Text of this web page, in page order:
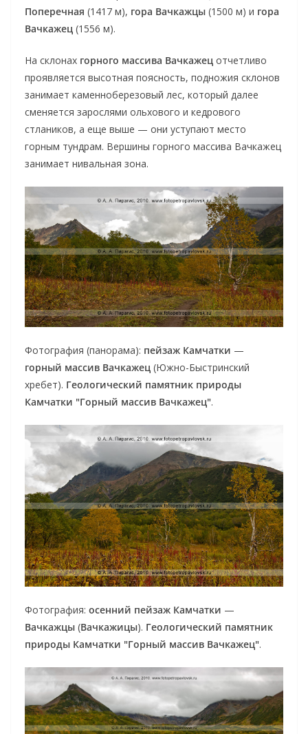
Поперечная (1417 м), гора Вачкажцы (1500 м) и гора
Вачкажец (1556 м).
На склонах горного массива Вачкажец отчетливо
проявляется высотная поясность, подножия склонов
занимает каменноберезовый лес, который далее
сменяется зарослями ольхового и кедрового
стлаников, а еще выше — они уступают место
горным тундрам. Вершины горного массива Вачкажец
занимает нивальная зона.
Фотография (панорама): пейзаж Камчатки —
горный массив Вачкажец (Южно-Быстринский
хребет). Геологический памятник природы
Камчатки "Горный массив Вачкажец".
Фотография: осенний пейзаж Камчатки —
Вачкажцы (Вачкажицы). Геологический памятник
природы Камчатки "Горный массив Вачкажец".